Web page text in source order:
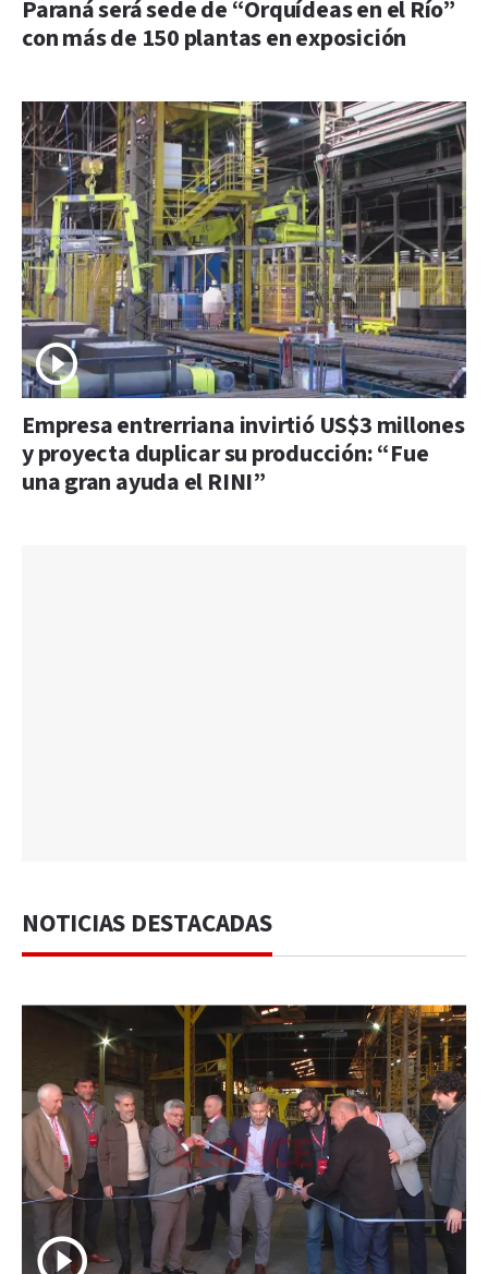
Paraná será sede de “Orquídeas en el Río”
con más de 150 plantas en exposición
Empresa entrerriana invirtió US$3 millones
y proyecta duplicar su producción: “Fue
una gran ayuda el RINI”
NOTICIAS DESTACADAS